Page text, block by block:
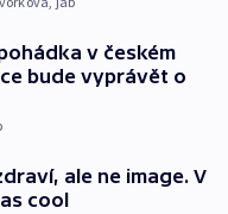
v českém
bude vyprávět o
ale ne image. V
cool